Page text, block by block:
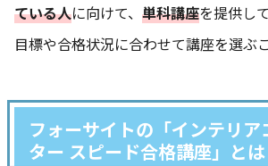
ている人に向けて、 単科講座を提供し
目標や合格状況に合わせて講座を選ぶ
フォーサイトの「インテリア
ター スピード合格講座」とは